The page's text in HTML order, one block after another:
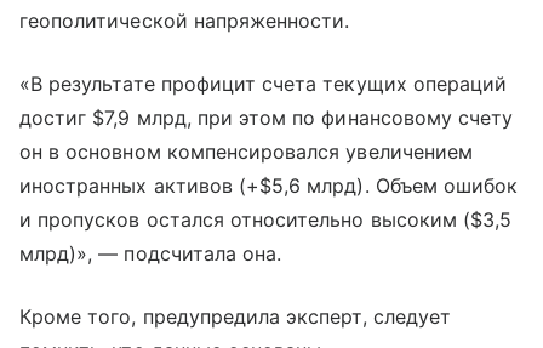
геополитической напряженности.
«В результате профицит счета текущих операций
достиг $7,9 млрд, при этом по финансовому счету
он в основном компенсировался увеличением
иностранных активов (+$5,6 млрд). Объем ошибок
и пропусков остался относительно высоким ($3,5
млрд)», — подсчитала она.
Кроме того, предупредила эксперт, следует